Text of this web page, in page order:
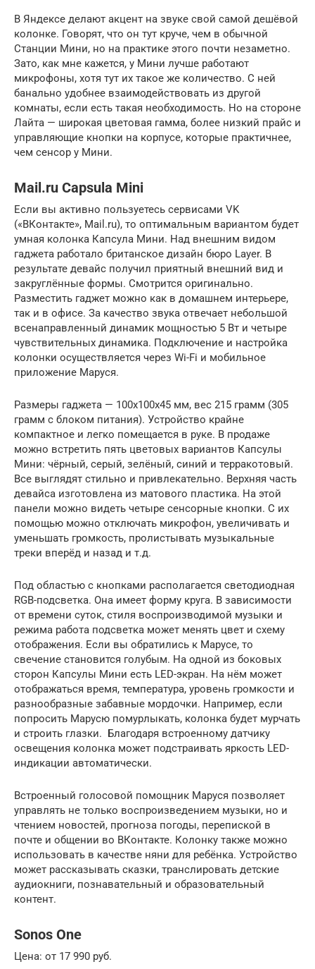
В Яндексе делают акцент на звуке свой самой дешёвой
колонке. Говорят, что он тут круче, чем в обычной
Станции Мини, но на практике этого почти незаметно.
Зато, как мне кажется, у Мини лучше работают
микрофоны, хотя тут их такое же количество. С ней
банально удобнее взаимодействовать из другой
комнаты, если есть такая необходимость. Но на стороне
Лайта — широкая цветовая гамма, более низкий прайс и
управляющие кнопки на корпусе, которые практичнее,
чем сенсор у Мини.
Mail.ru Capsula Mini
Если вы активно пользуетесь сервисами VK
(«ВКонтакте», Mail.ru), то оптимальным вариантом будет
умная колонка Капсула Мини. Над внешним видом
гаджета работало британское дизайн бюро Layer. В
результате девайс получил приятный внешний вид и
закруглённые формы. Смотрится оригинально.
Разместить гаджет можно как в домашнем интерьере,
так и в офисе. За качество звука отвечает небольшой
всенаправленный динамик мощностью 5 Вт и четыре
чувствительных динамика. Подключение и настройка
колонки осуществляется через Wi-Fi и мобильное
приложение Маруся.
Размеры гаджета — 100x100x45 мм, вес 215 грамм (305
грамм с блоком питания). Устройство крайне
компактное и легко помещается в руке. В продаже
можно встретить пять цветовых вариантов Капсулы
Мини: чёрный, серый, зелёный, синий и терракотовый.
Все выглядят стильно и привлекательно. Верхняя часть
девайса изготовлена из матового пластика. На этой
панели можно видеть четыре сенсорные кнопки. С их
помощью можно отключать микрофон, увеличивать и
уменьшать громкость, пролистывать музыкальные
треки вперёд и назад и т.д.
Под областью с кнопками располагается светодиодная
RGB-подсветка. Она имеет форму круга. В зависимости
от времени суток, стиля воспроизводимой музыки и
режима работа подсветка может менять цвет и схему
отображения. Если вы обратились к Марусе, то
свечение становится голубым. На одной из боковых
сторон Капсулы Мини есть LED-экран. На нём может
отображаться время, температура, уровень громкости и
разнообразные забавные мордочки. Например, если
попросить Марусю помурлыкать, колонка будет мурчать
и строить глазки. Благодаря встроенному датчику
освещения колонка может подстраивать яркость LED-
индикации автоматически.
Встроенный голосовой помощник Маруся позволяет
управлять не только воспроизведением музыки, но и
чтением новостей, прогноза погоды, перепиской в
почте и общении во ВКонтакте. Колонку также можно
использовать в качестве няни для ребёнка. Устройство
может рассказывать сказки, транслировать детские
аудиокниги, познавательный и образовательный
контент.
Sonos One
Цена: от 17 990 руб.